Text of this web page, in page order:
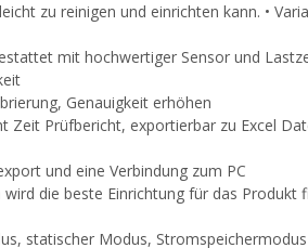
zu reinigen und einrichten kann. •
mit hochwertiger Sensor und
Genauigkeit erhöhen
Zeit Prüfbericht, exportierbar zu Excel
und eine Verbindung zum PC
die beste Einrichtung für das Produkt
statischer Modus,